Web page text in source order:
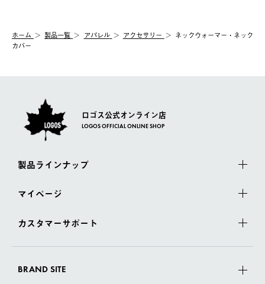
【配送業者】
佐川急便にて配送されます。
む）は受け付けておりません。
一度お手元の商品を返品いただき、ご希望商品を再注文してくだ
ホーム 製品一覧 アパレル アクセサリー
ネックウォーマー・ネック
カバー
ロゴス公式オンライン店
LOGOS OFFICIAL ONLINE SHOP
製品ラインナップ
マイページ
カスタマーサポート
BRAND SITE